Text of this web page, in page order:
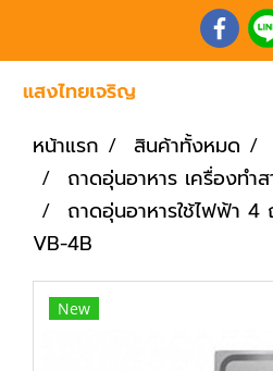
หน้าแรก สินค้าทั้งหมด
ถาดอุ่นอาหาร เครื่องทำ
ถาดอุ่นอาหารใช้ไฟฟ้า 4
VB-4B
New